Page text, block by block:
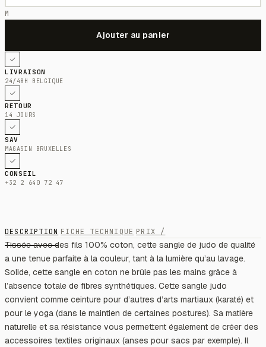
M
LIVRAISON
24/48H BELGIQUE
RETOUR
14 JOURS
SAV
MAGASIN BRUXELLES
CONSEIL
+32 2 640 72 47
DESCRIPTION FICHE TECHNIQUE PRIX /
Tissée avec des fils 100% coton, cette sangle de judo de qualité
a une tenue parfaite à la couleur, tant à la lumière qu’au lavage.
Solide, cette sangle en coton ne brûle pas les mains grâce à
l’absence totale de fibres synthétiques. Cette sangle judo
convient comme ceinture pour d’autres d’arts martiaux (karaté) et
pour le yoga (dans le maintien de certaines postures). Sa matière
naturelle et sa résistance vous permettent également de créer des
accessoires textiles originaux (anses pour sacs par exemple). Il